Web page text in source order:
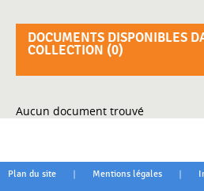
DOCUMENTS DISPONIBLES
COLLECTION (0)
Aucun document trouvé
Plan du site | Mentions légales |